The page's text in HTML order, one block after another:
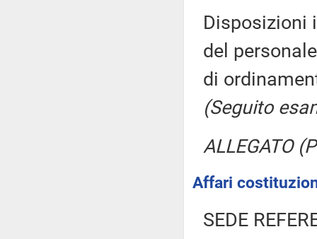
Disposizioni
del
di
(Seguito
ALLEGATO
Affari
SEDE